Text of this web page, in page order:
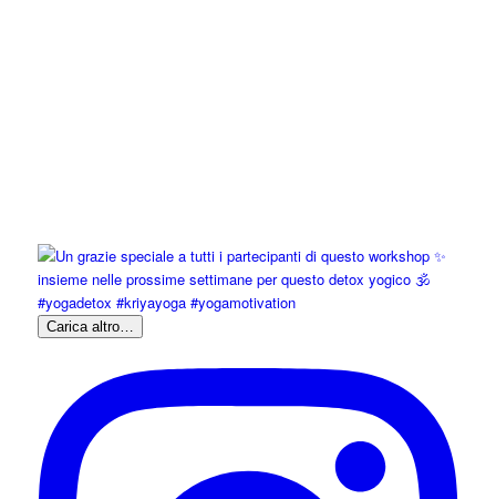
Carica altro…